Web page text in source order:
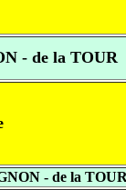
- de la TOUR
- de la